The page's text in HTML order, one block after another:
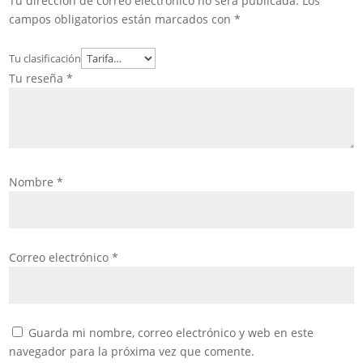
campos obligatorios están marcados con*
Tu clasificación
Tu reseña*
Nombre*
Correo electrónico*
Guarda mi nombre, correo electrónico y web en este
navegador para la próxima vez que comente.